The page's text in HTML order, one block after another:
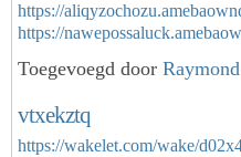
https://
https://
Toegevoegd door Raymond
vtxekztq
https://wakelet.com/wake/